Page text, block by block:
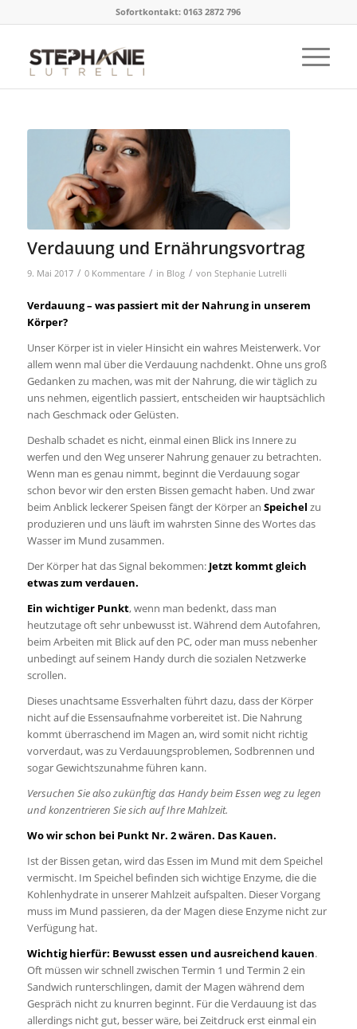
Sofortkontakt: 0163 2872 796
Verdauung und Ernährungsvortrag
9. Mai 2017 / 0 Kommentare / in Blog / von Stephanie Lutrelli
Verdauung – was passiert mit der Nahrung in unserem
Körper?
Unser Körper ist in vieler Hinsicht ein wahres Meisterwerk. Vor
allem wenn mal über die Verdauung nachdenkt. Ohne uns groß
Gedanken zu machen, was mit der Nahrung, die wir täglich zu
uns nehmen, eigentlich passiert, entscheiden wir hauptsächlich
nach Geschmack oder Gelüsten.
Deshalb schadet es nicht, einmal einen Blick ins Innere zu
werfen und den Weg unserer Nahrung genauer zu betrachten.
Wenn man es genau nimmt, beginnt die Verdauung sogar
schon bevor wir den ersten Bissen gemacht haben. Und zwar
beim Anblick leckerer Speisen fängt der Körper an Speichel zu
produzieren und uns läuft im wahrsten Sinne des Wortes das
Wasser im Mund zusammen.
Der Körper hat das Signal bekommen: Jetzt kommt gleich
etwas zum verdauen.
Ein wichtiger Punkt, wenn man bedenkt, dass man
heutzutage oft sehr unbewusst ist. Während dem Autofahren,
beim Arbeiten mit Blick auf den PC, oder man muss nebenher
unbedingt auf seinem Handy durch die sozialen Netzwerke
scrollen.
Dieses unachtsame Essverhalten führt dazu, dass der Körper
nicht auf die Essensaufnahme vorbereitet ist. Die Nahrung
kommt überraschend im Magen an, wird somit nicht richtig
vorverdaut, was zu Verdauungsproblemen, Sodbrennen und
sogar Gewichtszunahme führen kann.
Versuchen Sie also zukünftig das Handy beim Essen weg zu legen
und konzentrieren Sie sich auf Ihre Mahlzeit.
Wo wir schon bei Punkt Nr. 2 wären. Das Kauen.
Ist der Bissen getan, wird das Essen im Mund mit dem Speichel
vermischt. Im Speichel befinden sich wichtige Enzyme, die die
Kohlenhydrate in unserer Mahlzeit aufspalten. Dieser Vorgang
muss im Mund passieren, da der Magen diese Enzyme nicht zur
Verfügung hat.
Wichtig hierfür: Bewusst essen und ausreichend kauen.
Oft müssen wir schnell zwischen Termin 1 und Termin 2 ein
Sandwich runterschlingen, damit der Magen während dem
Gespräch nicht zu knurren beginnt. Für die Verdauung ist das
allerdings nicht gut, besser wäre, bei Zeitdruck erst einmal ein